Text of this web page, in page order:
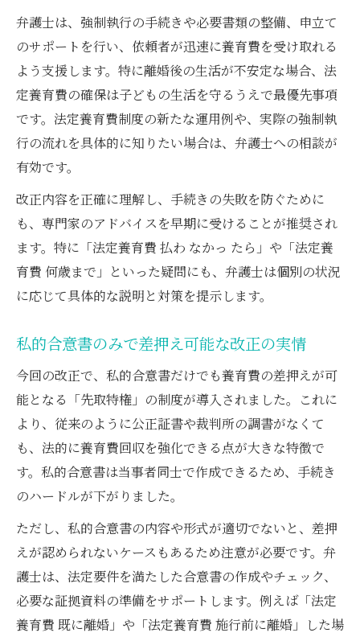
弁護士は、強制執行の手続きや必要書類の整備、申立て
のサポートを行い、依頼者が迅速に養育費を受け取れる
よう支援します。特に離婚後の生活が不安定な場合、法
定養育費の確保は子どもの生活を守るうえで最優先事項
です。法定養育費制度の新たな運用例や、実際の強制執
行の流れを具体的に知りたい場合は、弁護士への相談が
有効です。
改正内容を正確に理解し、手続きの失敗を防ぐために
も、専門家のアドバイスを早期に受けることが推奨され
ます。特に「法定養育費 払わ なかっ たら」や「法定養
育費 何歳まで」といった疑問にも、弁護士は個別の状況
に応じて具体的な説明と対策を提示します。
私的合意書のみで差押え可能な改正の実情
今回の改正で、私的合意書だけでも養育費の差押えが可
能となる「先取特権」の制度が導入されました。これに
より、従来のように公正証書や裁判所の調書がなくて
も、法的に養育費回収を強化できる点が大きな特徴で
す。私的合意書は当事者同士で作成できるため、手続き
のハードルが下がりました。
ただし、私的合意書の内容や形式が適切でないと、差押
えが認められないケースもあるため注意が必要です。弁
護士は、法定要件を満たした合意書の作成やチェック、
必要な証拠資料の準備をサポートします。例えば「法定
養育費 既に離婚」や「法定養育費 施行前に離婚」した場